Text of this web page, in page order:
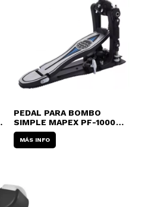
PEDAL PARA BOMBO
SIMPLE MAPEX PF-1000
CADENA DOBLE
MÁS INFO